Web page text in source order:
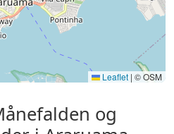
Leaflet | © OSM
og